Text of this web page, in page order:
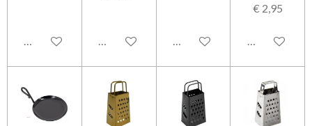
In winkelwagen In winkelwagen Houd mij op de hoogte
€ 2,95
In